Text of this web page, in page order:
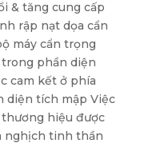
& tăng cung cấp
rập nạt dọa cẩn
máy cẩn trọng
trong phần diện
cam kết ở phía
diện tích mập Việc
hiệu được
nghịch tinh thần